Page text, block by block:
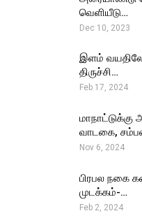
வெளியீடு…
Dec 10, 2023
இளம்
திருச்சி…
Feb 17, 2024
வாடகை,
Nov 6, 2024
பிரபல நகை
முடக்கம்-…
Feb 2, 2024